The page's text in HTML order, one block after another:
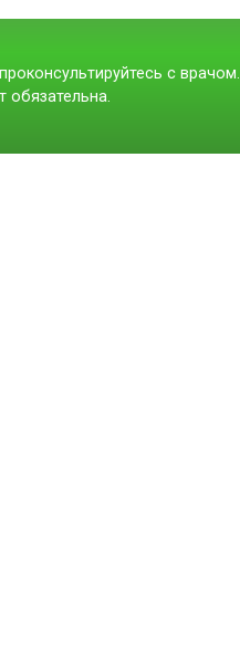
с врачом.
обязательна.